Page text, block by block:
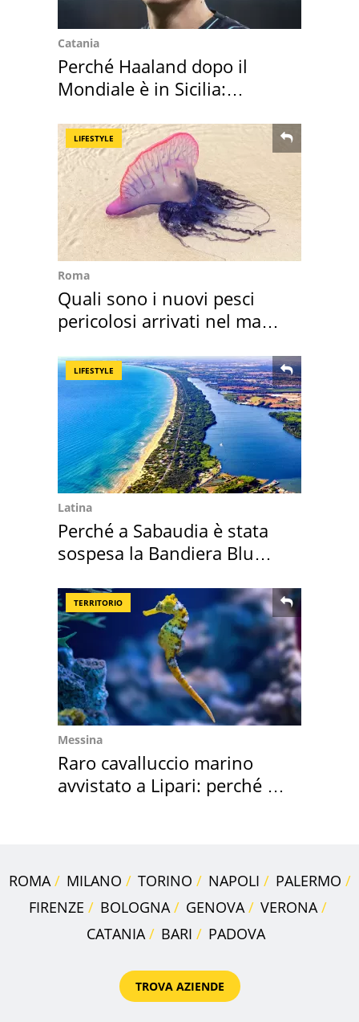
Catania
Perché Haaland dopo il
Mondiale è in Sicilia:
LIFESTYLE
Roma
Quali sono i nuovi pesci
pericolosi arrivati nel mar
LIFESTYLE
Latina
Perché a Sabaudia è stata
sospesa la Bandiera Blu
TERRITORIO
Messina
Raro cavalluccio marino
avvistato a Lipari: perché è
ROMA MILANO TORINO NAPOLI
PALERMO
FIRENZE
BOLOGNA GENOVA
VERONA
CATANIA
BARI PADOVA
TROVA AZIENDE